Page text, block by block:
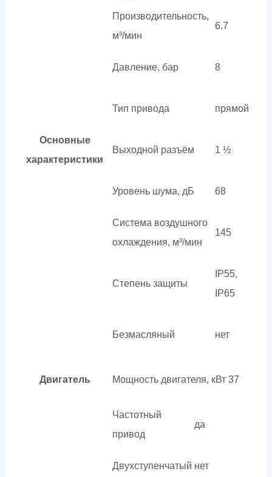
Основные
характеристики
Производительность,
м³/мин
6.7
Давление, бар 8
Тип привода прямой
Выходной разъём 1 ½
Уровень шума, дБ 68
Система воздушного
охлаждения, м³/мин
145
Степень защиты
IP55,
IP65
Безмасляный нет
Двигатель Мощность двигателя, кВт 37
Частотный
привод
да
Двухступенчатый нет